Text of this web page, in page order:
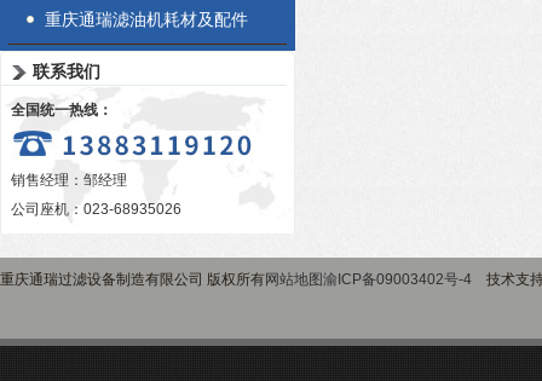
重庆通瑞滤油机耗材及配件
联系我们
全国统一热线：
销售经理：邹经理
公司座机：023-68935026
重庆通瑞过滤设备制造有限公司 版权所有网站地图渝ICP备09003402号-4 技术支